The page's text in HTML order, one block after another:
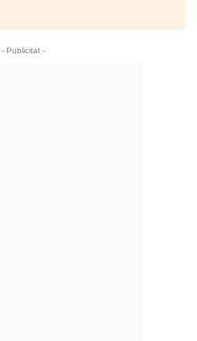
- Publicitat -